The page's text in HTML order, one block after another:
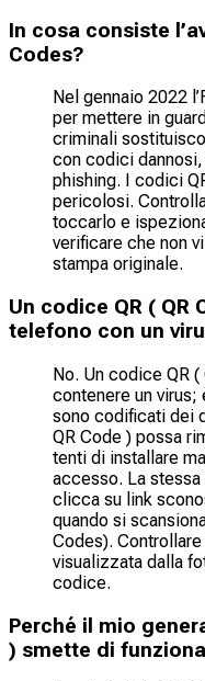
In cosa consiste
Codes?
Nel gennaio 2022
per mettere in
criminali
con codici
phishing. I codici
pericolosi.
toccarlo e
verificare che non
stampa originale.
Un codice QR (
telefono con un
No. Un codice QR
contenere un virus;
sono codificati dei
QR Code ) possa
tenti di installare
accesso. La
clicca su link
quando si
Codes). Controllare
visualizzata dalla
codice.
Perché il mio
) smette di